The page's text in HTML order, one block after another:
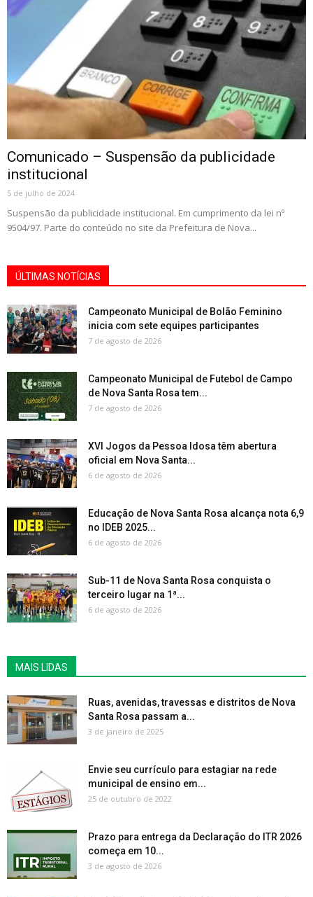
Comunicado – Suspensão da publicidade
institucional
5 de julho de 2024
Suspensão da publicidade institucional. Em cumprimento da lei nº
9504/97. Parte do conteúdo no site da Prefeitura de Nova...
ÚLTIMAS NOTÍCIAS
Campeonato Municipal de Bolão Feminino
inicia com sete equipes participantes
7 de agosto de 2026
Campeonato Municipal de Futebol de Campo
de Nova Santa Rosa tem...
7 de agosto de 2026
XVI Jogos da Pessoa Idosa têm abertura
oficial em Nova Santa...
6 de agosto de 2026
Educação de Nova Santa Rosa alcança nota 6,9
no IDEB 2025...
6 de agosto de 2026
Sub-11 de Nova Santa Rosa conquista o
terceiro lugar na 1ª...
6 de agosto de 2026
MAIS LIDAS
Ruas, avenidas, travessas e distritos de Nova
Santa Rosa passam a...
3 de janeiro de 2025
Envie seu currículo para estagiar na rede
municipal de ensino em...
25 de outubro de 2022
Prazo para entrega da Declaração do ITR 2026
começa em 10...
3 de agosto de 2026